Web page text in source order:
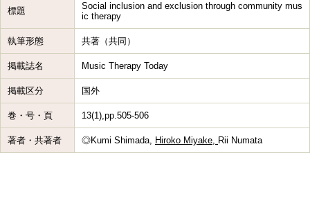
標題
Social inclusion and exclusion through community mus
ic therapy
執筆形態 共著（共同）
掲載誌名 Music Therapy Today
掲載区分 国外
巻・号・頁 13(1),pp.505-506
著者・共著者 ◎Kumi Shimada, Hiroko Miyake, Rii Numata